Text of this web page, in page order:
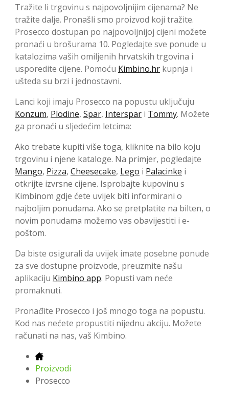
Tražite li trgovinu s najpovoljnijim cijenama? Ne
tražite dalje. Pronašli smo proizvod koji tražite.
Prosecco dostupan po najpovoljnijoj cijeni možete
pronaći u brošurama 10. Pogledajte sve ponude u
katalozima vaših omiljenih hrvatskih trgovina i
usporedite cijene. Pomoću Kimbino.hr kupnja i
ušteda su brzi i jednostavni.
Lanci koji imaju Prosecco na popustu uključuju
Konzum, Plodine, Spar, Interspar i Tommy. Možete
ga pronaći u sljedećim letcima:
Ako trebate kupiti više toga, kliknite na bilo koju
trgovinu i njene kataloge. Na primjer, pogledajte
Mango, Pizza, Cheesecake, Lego i Palacinke i
otkrijte izvrsne cijene. Isprobajte kupovinu s
Kimbinom gdje ćete uvijek biti informirani o
najboljim ponudama. Ako se pretplatite na bilten, o
novim ponudama možemo vas obavijestiti i e-
poštom.
Da biste osigurali da uvijek imate posebne ponude
za sve dostupne proizvode, preuzmite našu
aplikaciju Kimbino app. Popusti vam neće
promaknuti.
Pronađite Prosecco i još mnogo toga na popustu.
Kod nas nećete propustiti nijednu akciju. Možete
računati na nas, vaš Kimbino.
Proizvodi
Prosecco